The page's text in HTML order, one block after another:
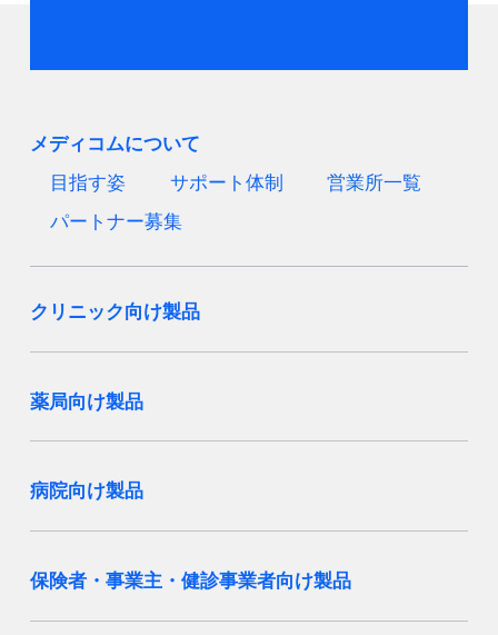
メディコムについて
目指す姿
サポート体制
営業所一覧
パートナー募集
クリニック向け製品
薬局向け製品
病院向け製品
保険者・事業主・健診事業者向け製品